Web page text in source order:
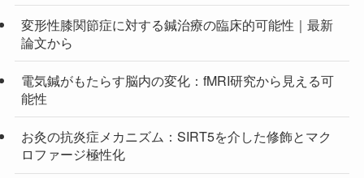
変形性膝関節症に対する鍼治療の臨床的可能性｜最新
論文から
電気鍼がもたらす脳内の変化：fMRI研究から見える可
能性
お灸の抗炎症メカニズム：SIRT5を介した修飾とマク
ロファージ極性化